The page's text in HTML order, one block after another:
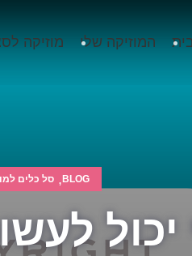
המוזיקה שלי מוזיקה
BLOG
,סל כלים
יכול